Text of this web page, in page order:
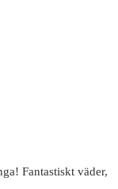
Fantastiskt väder,